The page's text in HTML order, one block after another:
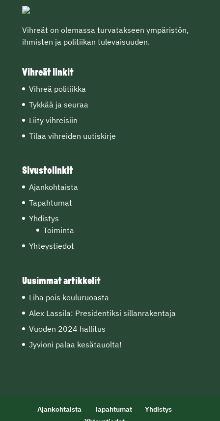
Vihreät on olemassa turvatakseen ympäristön,
ihmisten ja politiikan tulevaisuuden.
Vihreät linkit
Vihreä politiikka
Tykkää ja seuraa
Liity vihreisiin
Tilaa vihreiden uutiskirje
Sivustolinkit
Ajankohtaista
Tapahtumat
Yhdistys
Toiminta
Yhteystiedot
Uusimmat artikkelit
Liha pois kouluruoasta
Alex Lassila: Presidentiksi sillanrakentaja
Vuoden 2024 hallitus
Jyvioni palaa kesätauolta!
Ajankohtaista Tapahtumat
Yhdistys